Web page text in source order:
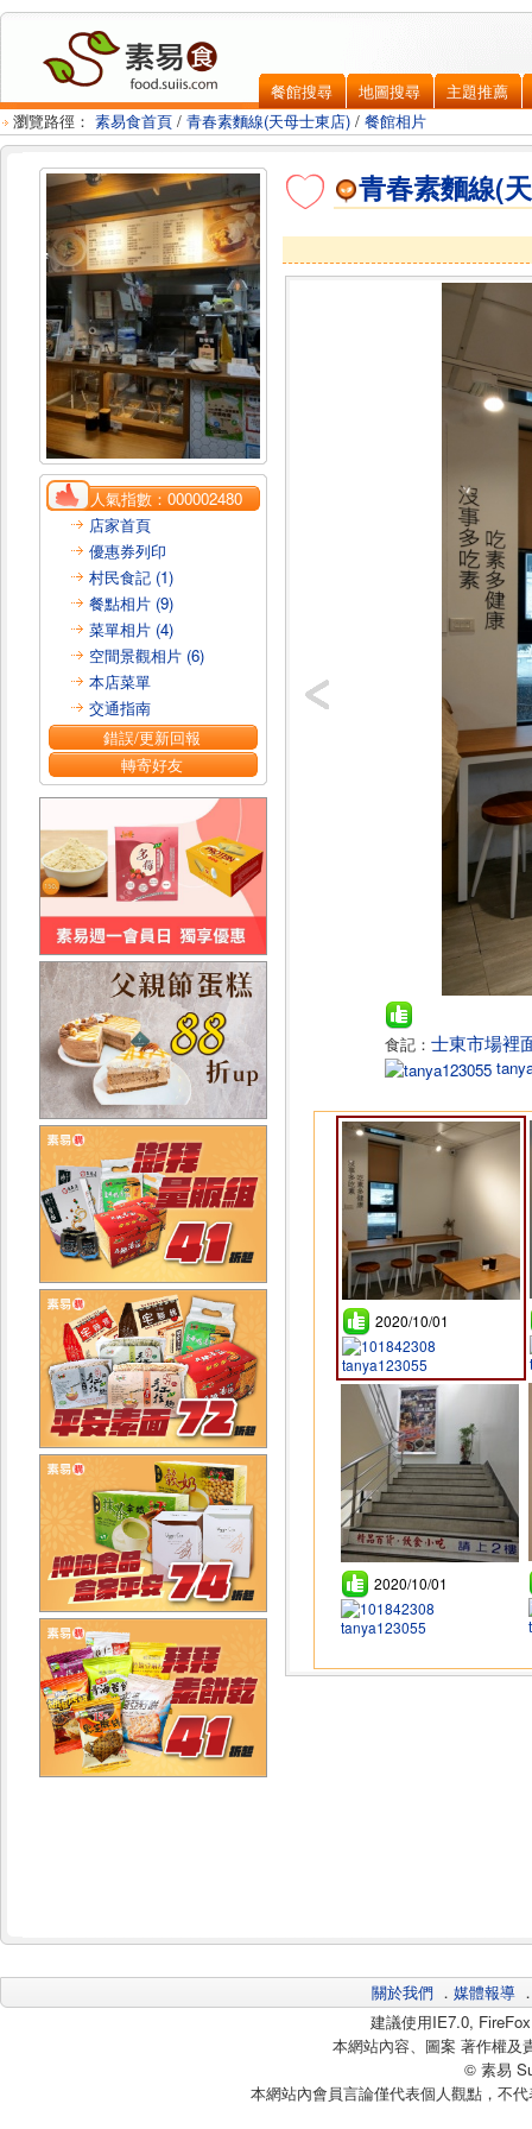
餐館搜尋 地圖搜尋
主題推薦
瀏覽路徑： 素易食首頁 / 青春素麵線(天母士東店) / 餐館相片
人氣指數：000002480
店家首頁
優惠券列印
村民食記 (1)
餐點相片 (9)
菜單相片 (4)
空間景觀相片 (6)
本店菜單
交通指南
錯誤/更新回報
轉寄好友
青春素麵線(
食記： 士東市場裡
2020/10/01
tanya123055
2020/10/01
tanya123055
關於我們 ． 媒體報導
建議使用IE7.0,
本網站內容、圖案 著作權及
© 素易
本網站內會員言論僅代表個人觀點，不